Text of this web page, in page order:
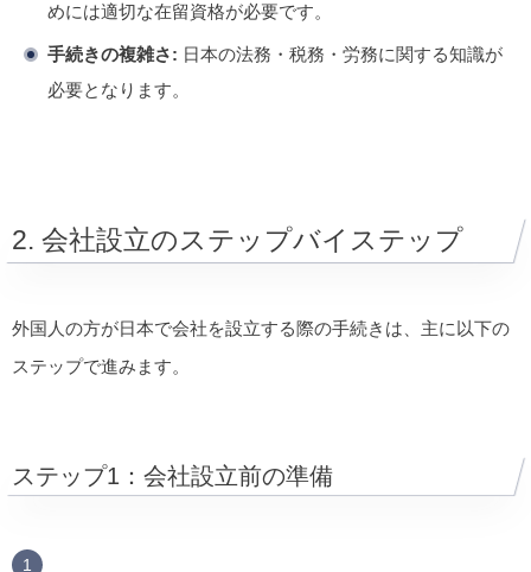
めには適切な在留資格が必要です。
手続きの複雑さ: 日本の法務・税務・労務に関する知識が
必要となります。
2. 会社設立のステップバイステップ
外国人の方が日本で会社を設立する際の手続きは、主に以下の
ステップで進みます。
ステップ1：会社設立前の準備